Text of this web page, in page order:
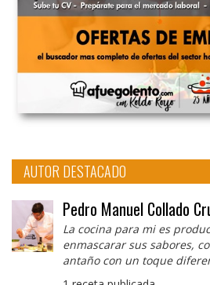
AUTOR DESTACADO
Pedro Manuel Collado
La cocina para mi es
enmascarar sus sabores,
antaño con un toque